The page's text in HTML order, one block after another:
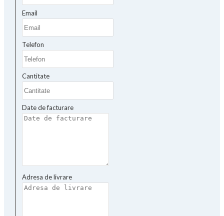
Email
Telefon
Cantitate
Date de facturare
Adresa de livrare